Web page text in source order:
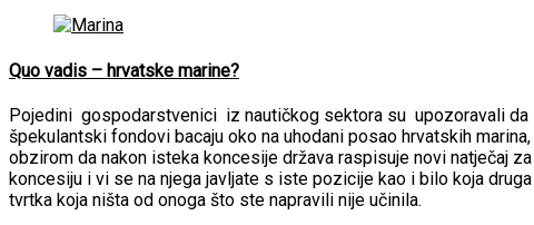
Quo vadis – hrvatske marine?
Pojedini gospodarstvenici iz nautičkog sektora su upozoravali da
špekulantski fondovi bacaju oko na uhodani posao hrvatskih marina,
obzirom da nakon isteka koncesije država raspisuje novi natječaj za
koncesiju i vi se na njega javljate s iste pozicije kao i bilo koja druga
tvrtka koja ništa od onoga što ste napravili nije učinila.